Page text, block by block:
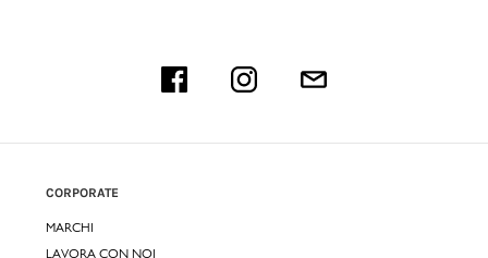
CORPORATE
MARCHI
LAVORA CON NOI